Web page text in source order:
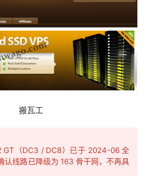
搬瓦工
GT（DC3 / DC8）已于 2024-06 全
认线路已降级为 163 骨干网，不再具